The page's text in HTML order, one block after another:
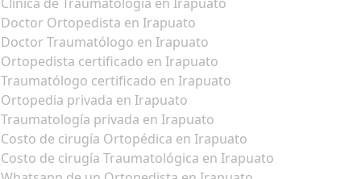
Clínica de Traumatología en Irapuato
Doctor Ortopedista en Irapuato
Doctor Traumatólogo en Irapuato
Ortopedista certificado en Irapuato
Traumatólogo certificado en Irapuato
Ortopedia privada en Irapuato
Traumatología privada en Irapuato
Costo de cirugía Ortopédica en Irapuato
Costo de cirugía Traumatológica en Irapuato